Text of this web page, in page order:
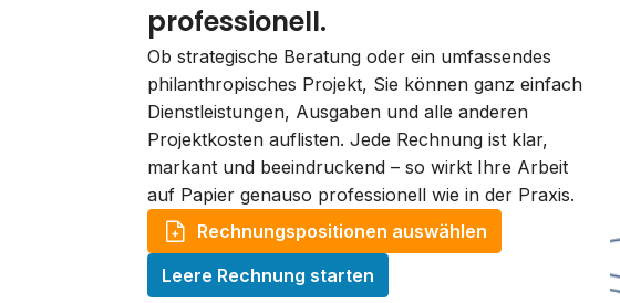
professionell.
Ob strategische Beratung oder ein umfassendes
philanthropisches Projekt, Sie können ganz einfach
Dienstleistungen, Ausgaben und alle anderen
Projektkosten auflisten. Jede Rechnung ist klar,
markant und beeindruckend – so wirkt Ihre Arbeit
auf Papier genauso professionell wie in der Praxis.
Rechnungspositionen auswählen
Leere Rechnung starten